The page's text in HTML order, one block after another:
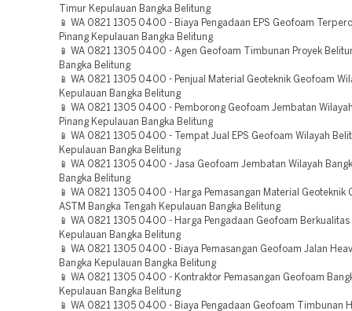
Timur Kepulauan Bangka Belitung
📱 WA 0821 1305 0400 - Biaya Pengadaan EPS Geofoam
Pinang Kepulauan Bangka Belitung
📱 WA 0821 1305 0400 - Agen Geofoam Timbunan Proyek
Bangka Belitung
📱 WA 0821 1305 0400 - Penjual Material Geoteknik Geofoam
Kepulauan Bangka Belitung
📱 WA 0821 1305 0400 - Pemborong Geofoam Jembatan
Pinang Kepulauan Bangka Belitung
📱 WA 0821 1305 0400 - Tempat Jual EPS Geofoam Wilayah
Kepulauan Bangka Belitung
📱 WA 0821 1305 0400 - Jasa Geofoam Jembatan Wilayah
Bangka Belitung
📱 WA 0821 1305 0400 - Harga Pemasangan Material Geoteknik
ASTM Bangka Tengah Kepulauan Bangka Belitung
📱 WA 0821 1305 0400 - Harga Pengadaan Geofoam Berkualitas
Kepulauan Bangka Belitung
📱 WA 0821 1305 0400 - Biaya Pemasangan Geofoam Jalan
Bangka Kepulauan Bangka Belitung
📱 WA 0821 1305 0400 - Kontraktor Pemasangan Geofoam
Kepulauan Bangka Belitung
📱 WA 0821 1305 0400 - Biaya Pengadaan Geofoam Timbunan